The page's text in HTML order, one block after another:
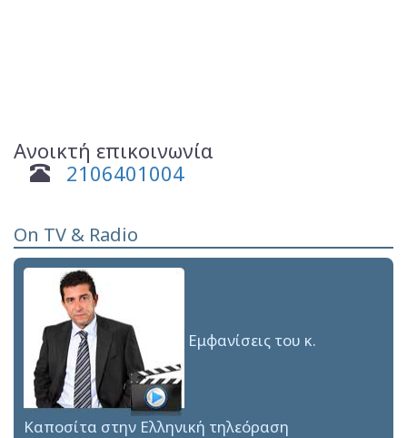
Ανοικτή επικοινωνία
2106401004
On TV & Radio
Εμφανίσεις του κ.
Καποσίτα στην Ελληνική τηλεόραση